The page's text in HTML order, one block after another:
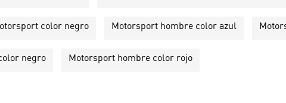
color negro Motorsport hombre color azul
negro Motorsport hombre color rojo